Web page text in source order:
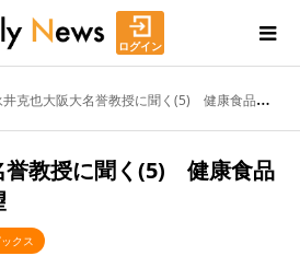
ログイン
克也大阪大名誉教授に聞く(5) 健康食品研究の限界と展望
誉教授に聞く(5) 健康食品
クス